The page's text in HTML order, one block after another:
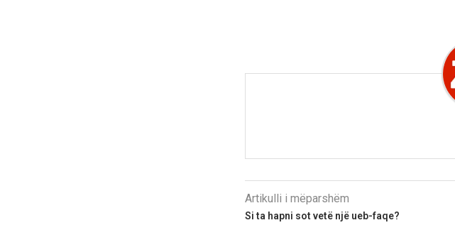
Artikulli i mëparshëm
Si ta hapni sot vetë një ueb-faqe?